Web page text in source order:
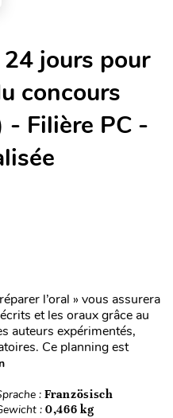
jours pour
concours
- Filière PC -
l’oral » vous assurera
et les oraux grâce au
auteurs expérimentés,
Ce planning est
: Französisch
: 0,466 kg